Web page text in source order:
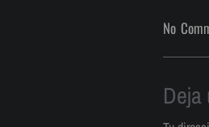
No
Deja